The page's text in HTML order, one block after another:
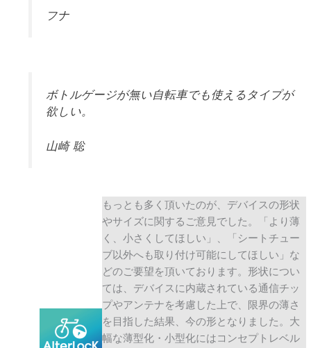
フナ
ボトルゲージが無い自転車でも使えるタイプが
欲しい。
山崎 聡
もっとも多く頂いたのが、デバイスの形状
やサイズに関するご意見でした。「より薄
く、小さくしてほしい」、「シートチュー
ブ以外へも取り付け可能にしてほしい」な
どのご要望を頂いております。形状につい
ては、デバイスに内蔵されている通信チッ
プやアンテナを考慮した上で、限界の薄さ
を目指した結果、今の形となりました。大
幅な薄型化・小型化にはコンセプトレベル